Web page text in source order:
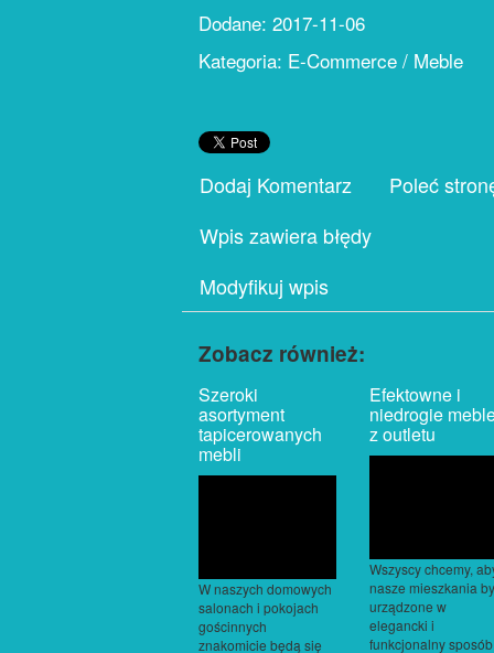
Dodane: 2017-11-06
Kategoria: E-Commerce / Meble
Dodaj Komentarz
Poleć
Wpis zawiera błędy
Modyfikuj wpis
Zobacz również:
Szeroki
asortyment
tapicerowanych
mebli
W naszych domowych
salonach i pokojach
gościnnych
znakomicie będą się
Efektowne i
niedrogie
z outletu
Wszyscy chcemy,
nasze mieszkania
urządzone w
elegancki i
funkcjonalny